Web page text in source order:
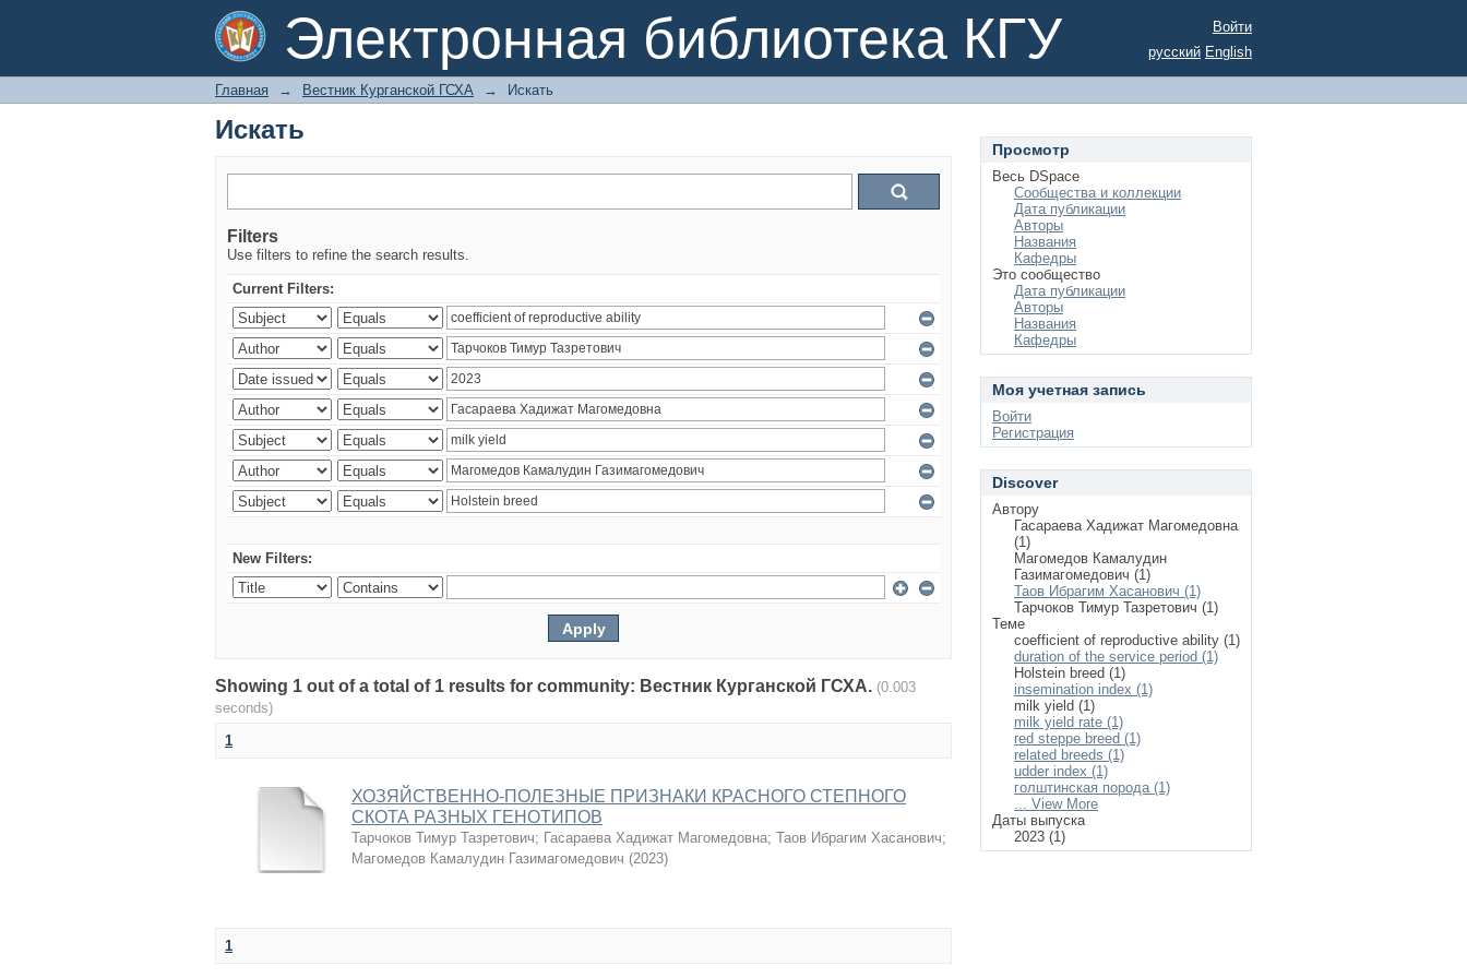
Электронная библиотека КГУ
Искать
Войти
русский English
Главная → Вестник Курганской ГСХА → Искать
Искать
Filters
Use filters to refine the search results.
Current Filters:
New Filters:
Showing 1 out of a total of 1 results for community: Вестник Курганской ГСХА. (0.003
seconds)
1
ХОЗЯЙСТВЕННО-ПОЛЕЗНЫЕ ПРИЗНАКИ КРАСНОГО СТЕПНОГО
СКОТА РАЗНЫХ ГЕНОТИПОВ
Тарчоков Тимур Тазретович; Гасараева Хадижат Магомедовна; Таов Ибрагим Хасанович;
Магомедов Камалудин Газимагомедович (2023)
1
Просмотр
Весь DSpace
Сообщества и коллекции
Дата публикации
Авторы
Названия
Кафедры
Это сообщество
Дата публикации
Авторы
Названия
Кафедры
Моя учетная запись
Войти
Регистрация
Discover
Автору
Гасараева Хадижат Магомедовна
(1)
Магомедов Камалудин
Газимагомедович (1)
Таов Ибрагим Хасанович (1)
Тарчоков Тимур Тазретович (1)
Теме
coefficient of reproductive ability (1)
duration of the service period (1)
Holstein breed (1)
insemination index (1)
milk yield (1)
milk yield rate (1)
red steppe breed (1)
related breeds (1)
udder index (1)
голштинская порода (1)
... View More
Даты выпуска
2023 (1)